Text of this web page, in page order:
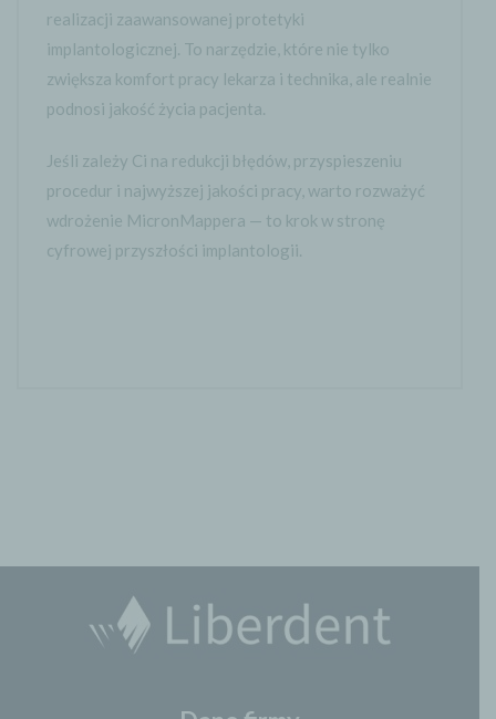
realizacji zaawansowanej protetyki
implantologicznej. To narzędzie, które nie tylko
zwiększa komfort pracy lekarza i technika, ale realnie
podnosi jakość życia pacjenta.
Jeśli zależy Ci na redukcji błędów, przyspieszeniu
procedur i najwyższej jakości pracy, warto rozważyć
wdrożenie MicronMappera — to krok w stronę
cyfrowej przyszłości implantologii.